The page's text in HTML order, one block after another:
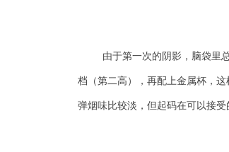
由于第一次的阴影，脑袋里
档（第二高），再配上金属杯，
弹烟味比较淡，但起码在可以接受